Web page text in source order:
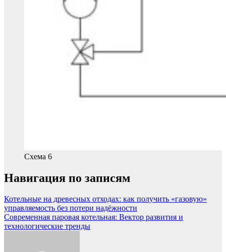
Схема 6
Навигация по записям
Котельные на древесных отходах: как получить «газовую»
управляемость без потери надёжности
Современная паровая котельная: Вектор развития и
технологические тренды